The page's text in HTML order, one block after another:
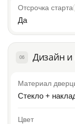
Отсрочка старта
Да
06 Дизайн и
Материал
Стекло +
Цвет